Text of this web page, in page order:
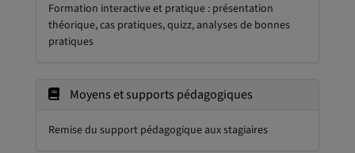
Formation interactive et pratique : présentation
théorique, cas pratiques, quizz, analyses de bonnes
pratiques
Moyens et supports pédagogiques
Remise du support pédagogique aux stagiaires